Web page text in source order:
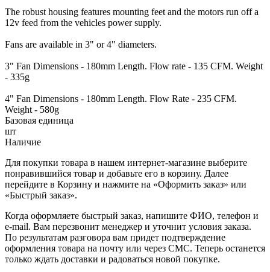
The robust housing features mounting feet and the motors run off a
12v feed from the vehicles power supply.
Fans are available in 3" or 4" diameters.
3" Fan Dimensions - 180mm Length. Flow rate - 135 CFM. Weight
- 335g
4" Fan Dimensions - 180mm Length. Flow Rate - 235 CFM.
Weight - 580g
Базовая единица
шт
Наличие
Для покупки товара в нашем интернет-магазине выберите
понравившийся товар и добавьте его в корзину. Далее
перейдите в Корзину и нажмите на «Оформить заказ» или
«Быстрый заказ».
Когда оформляете быстрый заказ, напишите ФИО, телефон и
e-mail. Вам перезвонит менеджер и уточнит условия заказа.
По результатам разговора вам придет подтверждение
оформления товара на почту или через СМС. Теперь останется
только ждать доставки и радоваться новой покупке.